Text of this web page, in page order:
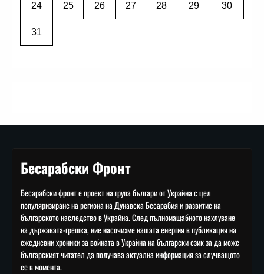
24 25 26 27 28 29 30
31
Бесарабски Фронт
Бесарабски фронт е проект на група българи от Украйна с цел
популяризиране на региона на Дунавска Бесарабия и развитие на
българското наследство в Украйна. След пълномащабното нахлуване
на държавата-грешка, ние насочихме нашата енергия в публикация на
ежедневни хроники за войната в Украйна на български език за да може
българският читател да получава актуална информация за случващото
се в момента.